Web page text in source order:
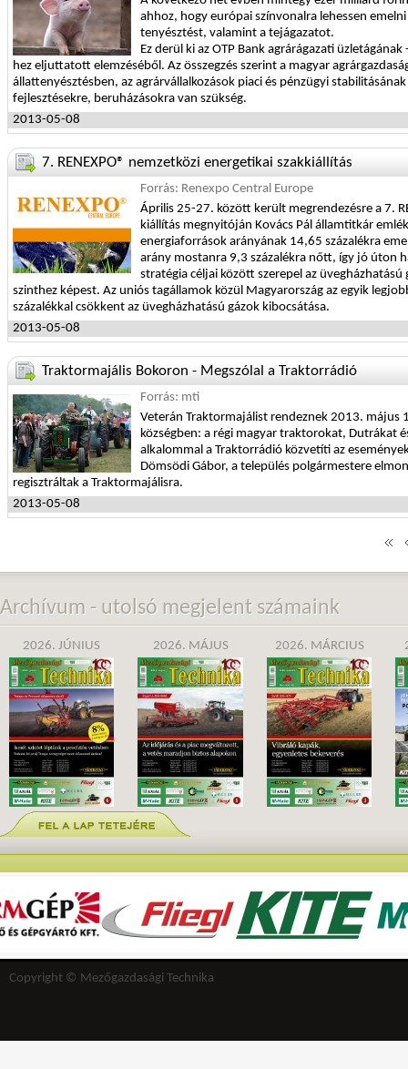
ahhoz, hogy európai színvonalra lehessen
tenyésztést, valamint a tejágazatot.
Ez derül ki az OTP Bank agrárágazati
hez eljuttatott elemzéséből. Az összegzés szerint a magyar
állattenyésztésben, az agrárvállalkozások piaci és pénzügyi
fejlesztésekre, beruházásokra van szükség.
2013-05-08
7. RENEXPO® nemzetközi energetikai szakkiállítás
Forrás: Renexpo Central Europe
Április 25-27. között került megrendezésre a 7.
kiállítás megnyitóján Kovács Pál államtitkár
energiaforrások arányának 14,65 százalékra
arány mostanra 9,3 százalékra nőtt, így jó úton
stratégia céljai között szerepel az
szinthez képest. Az uniós tagállamok közül Magyarország az egyik
százalékkal csökkent az üvegházhatású gázok kibocsátása.
2013-05-08
Traktormajális Bokoron - Megszólal a Traktorrádió
Forrás: mti
Veterán Traktormajálist rendeznek 2013. május
községben: a régi magyar traktorokat, Dutrákat
alkalommal a Traktorrádió közvetíti az
Dömsödi Gábor, a település polgármestere
regisztráltak a Traktormajálisra.
2013-05-08
Archívum - utolsó megjelent számaink
2026. JÚNIUS 2026. MÁJUS 2026. MÁRCIUS
Copyright © Mezőgazdasági Technika